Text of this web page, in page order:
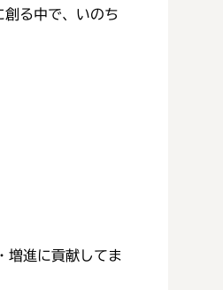
る中で、いのち
進に貢献してま